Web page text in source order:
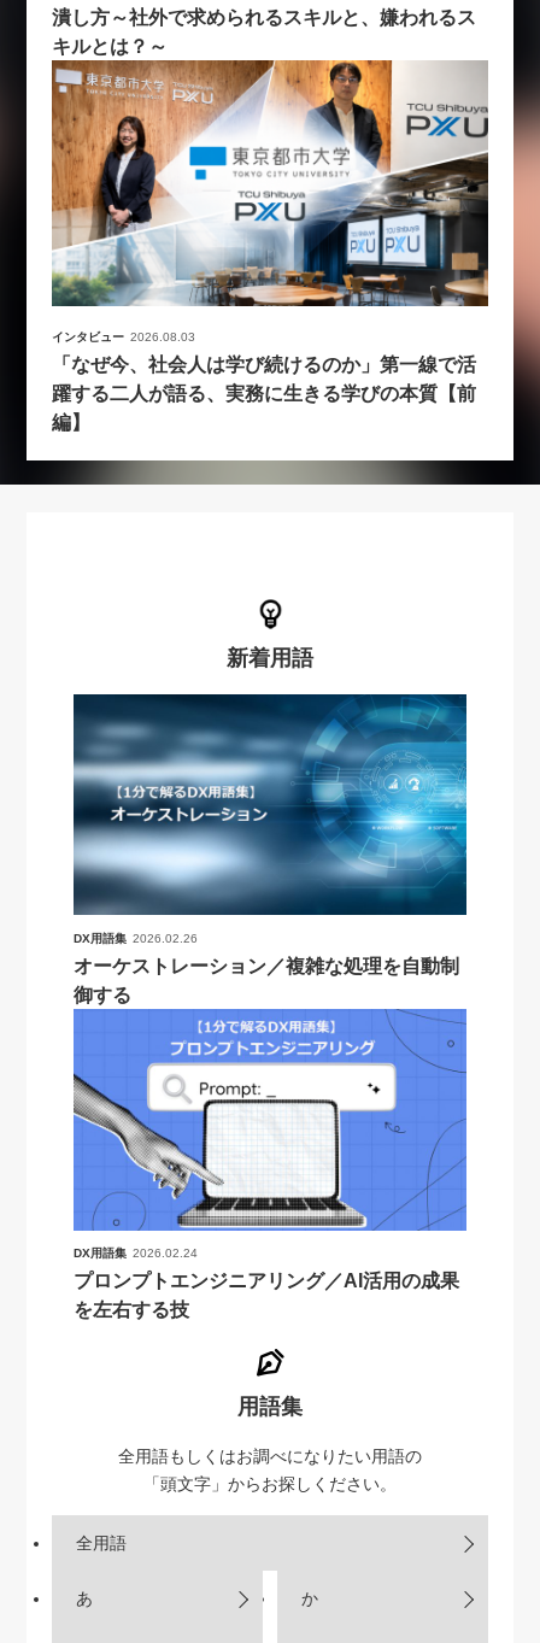
潰し方～社外で求められるスキルと、嫌われるス
キルとは？～
インタビュー 2026.08.03
「なぜ今、社会人は学び続けるのか」第一線で活
躍する二人が語る、実務に生きる学びの本質【前
編】
新着用語
DX用語集 2026.02.26
オーケストレーション／複雑な処理を自動制
御する
DX用語集 2026.02.24
プロンプトエンジニアリング／AI活用の成果
を左右する技
用語集
全用語もしくはお調べになりたい用語の
「頭文字」からお探しください。
全用語
あ か